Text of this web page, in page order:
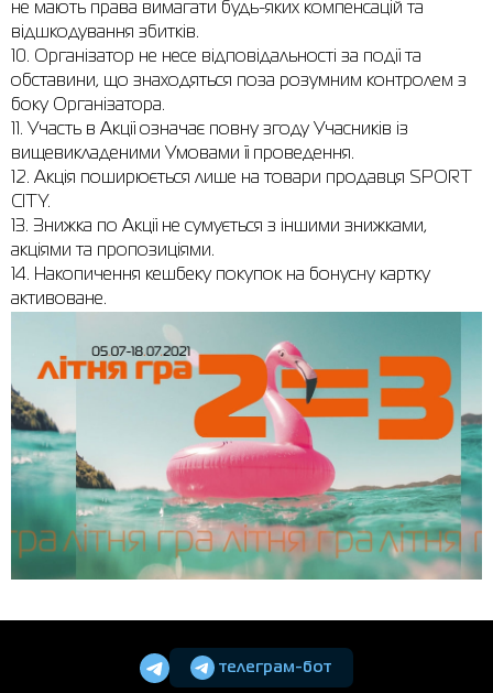
не мають права вимагати будь-яких компенсацій та
відшкодування збитків.
10. Організатор не несе відповідальності за події та
обставини, що знаходяться поза розумним контролем з
боку Організатора.
11. Участь в Акції означає повну згоду Учасників із
вищевикладеними Умовами її проведення.
12. Акція поширюється лише на товари продавця SPORT
CITY.
13. Знижка по Акції не сумується з іншими знижками,
акціями та пропозиціями.
14. Накопичення кешбеку покупок на бонусну картку
активоване.
телеграм-бот